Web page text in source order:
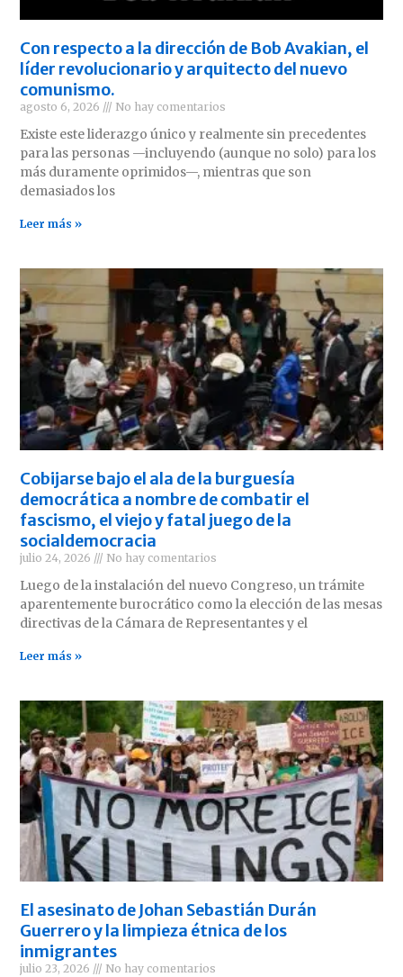
Con respecto a la dirección de Bob Avakian, el
líder revolucionario y arquitecto del nuevo
comunismo.
agosto 6, 2026 No hay comentarios
Existe este liderazgo único y realmente sin precedentes
para las personas —incluyendo (aunque no solo) para los
más duramente oprimidos—, mientras que son
demasiados los
Leer más »
Cobijarse bajo el ala de la burguesía
democrática a nombre de combatir el
fascismo, el viejo y fatal juego de la
socialdemocracia
julio 24, 2026 No hay comentarios
Luego de la instalación del nuevo Congreso, un trámite
aparentemente burocrático como la elección de las mesas
directivas de la Cámara de Representantes y el
Leer más »
El asesinato de Johan Sebastián Durán
Guerrero y la limpieza étnica de los
inmigrantes
julio 23, 2026 No hay comentarios